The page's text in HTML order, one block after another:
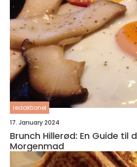
redaktionel
17. January 2024
Brunch Hillerød: En Guide til
Morgenmad